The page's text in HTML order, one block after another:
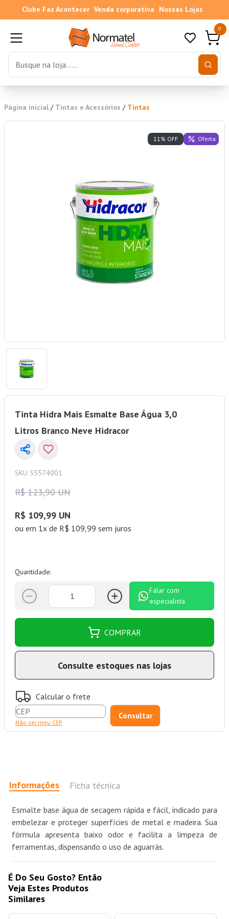
Clube Faz Acontecer Venda corporativa Nossas Lojas
0
Página inicial / Tintas e Acessórios / Tintas
11% OFF Oferta
Tinta Hidra Mais Esmalte Base Água 3,0
Litros Branco Neve Hidracor
SKU 55574001
R$ 123,90 UN
R$ 109,99 UN
ou em 1x de R$ 109,99 sem juros
Quantidade:
Falar com
especialista
COMPRAR
Consulte estoques nas lojas
Calcular o frete
Não sei meu CEP
Informações Ficha técnica
Esmalte base água de secagem rápida e fácil, indicado para
embelezar e proteger superfícies de metal e madeira. Sua
fórmula apresenta baixo odor e facilita a limpeza de
ferramentas, dispensando o uso de aguarrás.
É Do Seu Gosto? Então
Veja Estes Produtos
Similares